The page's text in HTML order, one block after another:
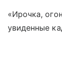
«Ирочка,
увиденные